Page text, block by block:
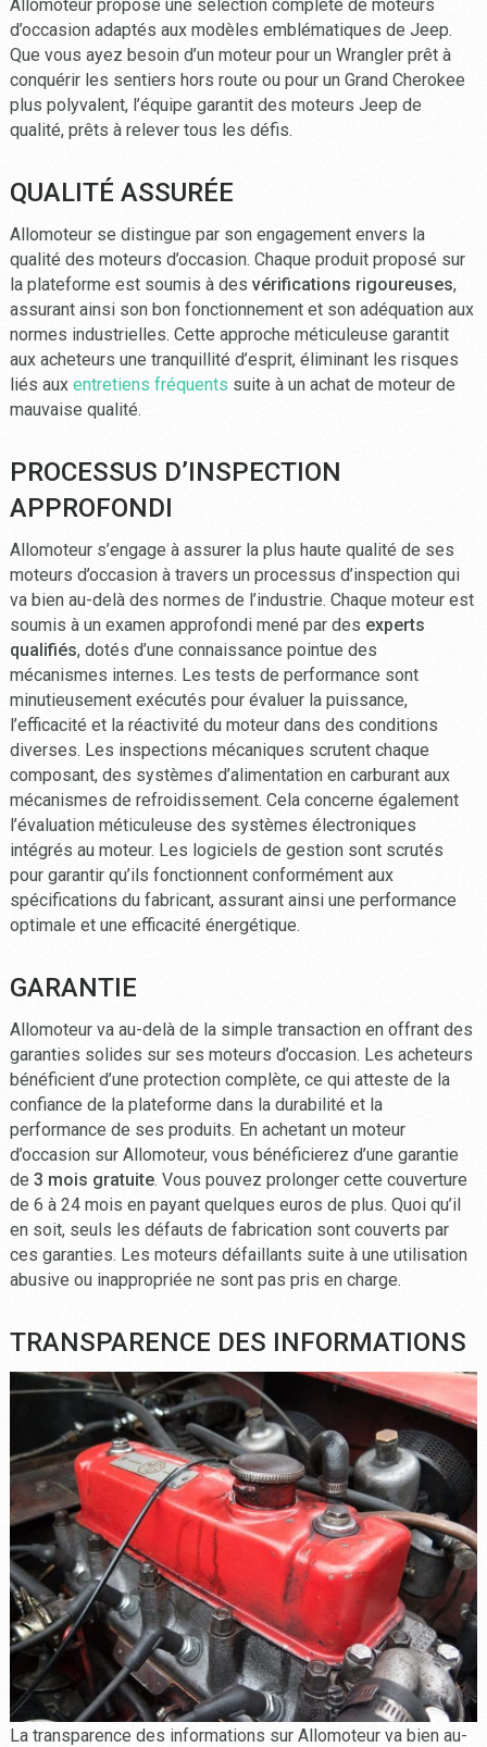
Allomoteur propose une sélection complète de moteurs
d’occasion adaptés aux modèles emblématiques de Jeep.
Que vous ayez besoin d’un moteur pour un Wrangler prêt à
conquérir les sentiers hors route ou pour un Grand Cherokee
plus polyvalent, l’équipe garantit des moteurs Jeep de
qualité, prêts à relever tous les défis.
QUALITÉ ASSURÉE
Allomoteur se distingue par son engagement envers la
qualité des moteurs d’occasion. Chaque produit proposé sur
la plateforme est soumis à des vérifications rigoureuses,
assurant ainsi son bon fonctionnement et son adéquation aux
normes industrielles. Cette approche méticuleuse garantit
aux acheteurs une tranquillité d’esprit, éliminant les risques
liés aux entretiens fréquents suite à un achat de moteur de
mauvaise qualité.
PROCESSUS D’INSPECTION
APPROFONDI
Allomoteur s’engage à assurer la plus haute qualité de ses
moteurs d’occasion à travers un processus d’inspection qui
va bien au-delà des normes de l’industrie. Chaque moteur est
soumis à un examen approfondi mené par des experts
qualifiés, dotés d’une connaissance pointue des
mécanismes internes. Les tests de performance sont
minutieusement exécutés pour évaluer la puissance,
l’efficacité et la réactivité du moteur dans des conditions
diverses. Les inspections mécaniques scrutent chaque
composant, des systèmes d’alimentation en carburant aux
mécanismes de refroidissement. Cela concerne également
l’évaluation méticuleuse des systèmes électroniques
intégrés au moteur. Les logiciels de gestion sont scrutés
pour garantir qu’ils fonctionnent conformément aux
spécifications du fabricant, assurant ainsi une performance
optimale et une efficacité énergétique.
GARANTIE
Allomoteur va au-delà de la simple transaction en offrant des
garanties solides sur ses moteurs d’occasion. Les acheteurs
bénéficient d’une protection complète, ce qui atteste de la
confiance de la plateforme dans la durabilité et la
performance de ses produits. En achetant un moteur
d’occasion sur Allomoteur, vous bénéficierez d’une garantie
de 3 mois gratuite. Vous pouvez prolonger cette couverture
de 6 à 24 mois en payant quelques euros de plus. Quoi qu’il
en soit, seuls les défauts de fabrication sont couverts par
ces garanties. Les moteurs défaillants suite à une utilisation
abusive ou inappropriée ne sont pas pris en charge.
TRANSPARENCE DES INFORMATIONS
La transparence des informations sur Allomoteur va bien au-